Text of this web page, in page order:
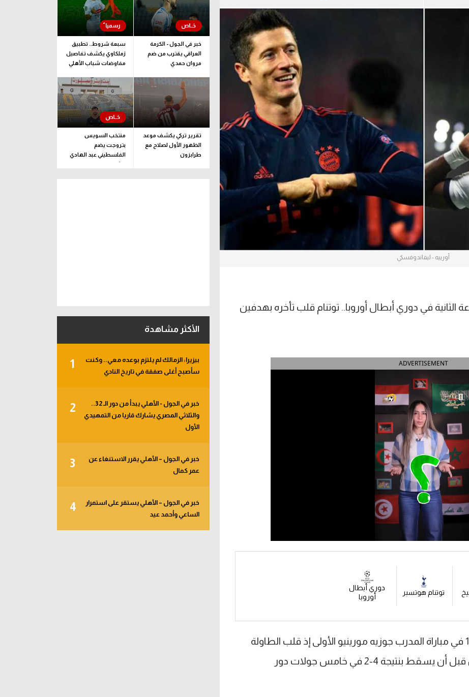
آسيا
أمريكا
ركن الألعاب
أورييه - ليفاندوفسكي
الثانية في دوري أبطال أوروبا.. توتنام قلب تأخره بهدفين
ADVERTISEMENT
توتنام هوتسبر
دوري أبطال
أوروبا
توتنام ضمن تأهله رسميا إلى دور الـ16 في مباراة المدرب جوزيه مورينيو الأولى إذ قلب الطاولة
على أولمبياكوس الذي تقدم بهدفين قبل أن يسقط بنتيجة 4-2 في خامس جولات دور
خبر في الجول - الكرمة
العراقي يقترب من ضم
مروان حمدي
سبعة شروط.. تطبيق
زملكاوي يكشف تفاصيل
مفاوضات شباب الأهلي
تقرير تركي يكشف موعد
الظهور الأول لصلاح مع
طرابزون
منتخب السويس
بتروجت يضم
الفلسطيني عبد الهادي
راشد
الأكثر مشاهدة
1
بيزيرا: الزمالك لم يلتزم بوعده معي.. وكنت
سأصبح أغلى صفقة في تاريخ النادي
2
خبر في الجول - الأهلي يبدأ من دور الـ 32..
والثلاثي المصري يشارك قاريا من التمهيدي
الأول
3
خبر في الجول – الأهلي يقرر الاستنغاء عن
عمر كمال
4
خبر في الجول – الأهلي يستقر على استمرار
الساعي وأحمد عيد